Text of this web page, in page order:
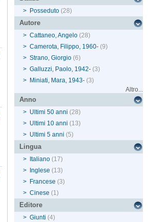
> Posseduto (28)
Autore
> Cattaneo, Angelo (28)
> Camerota, Filippo, 1960- (9)
> Strano, Giorgio (6)
> Galluzzi, Paolo, 1942- (3)
> Miniati, Mara, 1943- (3)
Altro...
Anno
> Ultimi 50 anni (28)
> Ultimi 10 anni (13)
> Ultimi 5 anni (5)
Lingua
> Italiano (17)
>
Inglese (13)
> Francese (3)
> Cinese (1)
Editore
> Giunti (4)